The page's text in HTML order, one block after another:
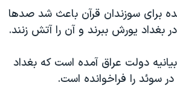
کادر رهبری ایران
برای سوزندان قرآن باعث شد صدها
بغداد یورش ببرند و آن را آتش زنند.
بیانیه دولت عراق آمده است که بغداد
سوئد را فراخوانده است.